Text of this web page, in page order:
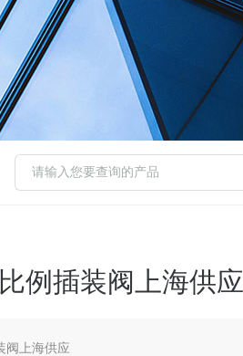
例插装阀上海供应
阀上海供应